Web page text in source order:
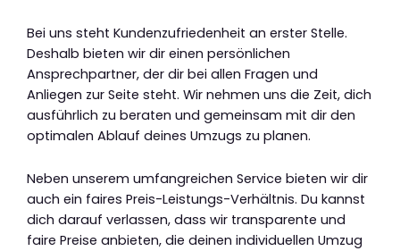
Bei uns steht Kundenzufriedenheit an erster Stelle.
Deshalb bieten wir dir einen persönlichen
Ansprechpartner, der dir bei allen Fragen und
Anliegen zur Seite steht. Wir nehmen uns die Zeit, dich
ausführlich zu beraten und gemeinsam mit dir den
optimalen Ablauf deines Umzugs zu planen.
Neben unserem umfangreichen Service bieten wir dir
auch ein faires Preis-Leistungs-Verhältnis. Du kannst
dich darauf verlassen, dass wir transparente und
faire Preise anbieten, die deinen individuellen Umzug